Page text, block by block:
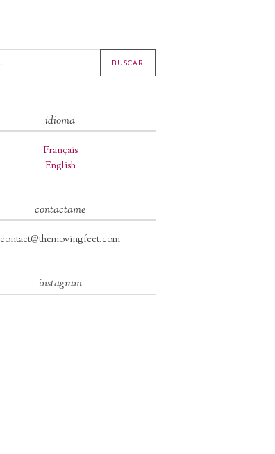
idioma
Français
English
contactame
contact@themovingfeet.com
instagram